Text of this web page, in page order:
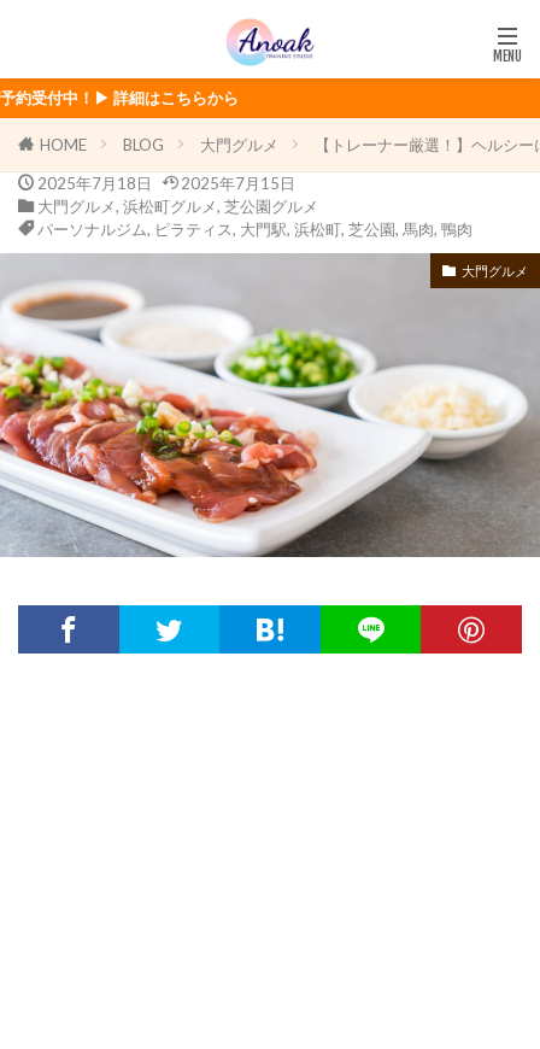
▶ 詳細はこちらから
HOME BLOG 大門グルメ
【トレーナー厳選！】ヘルシ
2025年7月18日
2025年7月15日
大門グルメ, 浜松町グルメ, 芝公園グルメ
パーソナルジム, ピラティス, 大門駅, 浜松町, 芝公園, 馬肉, 鴨肉
大門グルメ